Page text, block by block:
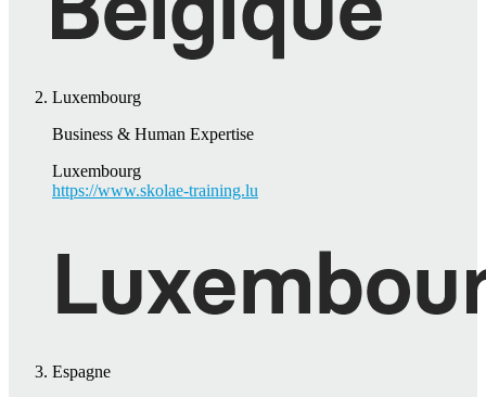
Luxembourg
Business & Human Expertise
Luxembourg
https://www.skolae-training.lu
Espagne